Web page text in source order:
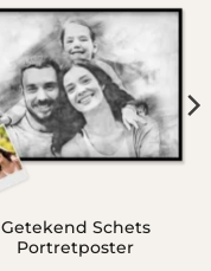
Getekend Schets
Portretposter